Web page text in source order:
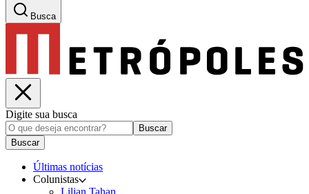
Busca
Digite sua busca
Buscar
Buscar
Últimas notícias
Colunistas
Lilian Tahan